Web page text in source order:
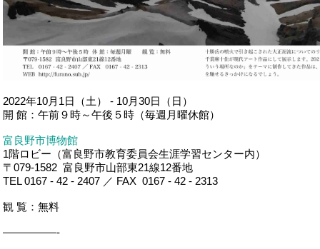
2022年10月1日（土） - 10月30日（日）
開 館：午前９時～午後５時（毎週月曜休館）
富良野市博物館
1階ロビー（富良野市教育委員会生涯学習センター内）
〒079-1582 富良野市山部東21線12番地
TEL 0167 - 42 - 2407 ／ FAX 0167 - 42 - 2313
観 覧：無料
—————-